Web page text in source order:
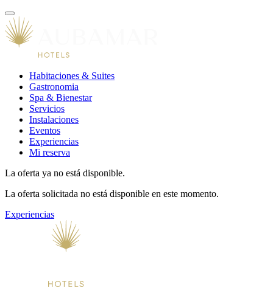
Habitaciones & Suites
Gastronomia
Spa & Bienestar
Servicios
Instalaciones
Eventos
Experiencias
Mi reserva
La oferta ya no está disponible.
La oferta solicitada no está disponible en este momento.
Experiencias